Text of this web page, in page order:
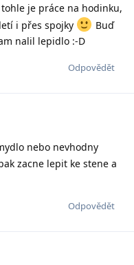
je práce na hodinku,
i přes spojky
Buď
nalil lepidlo :-D
Odpovědět
nebo nevhodny
zacne lepit ke stene a
Odpovědět